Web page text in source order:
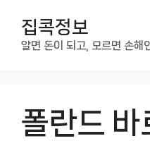
집콕정보
알면 돈이 되고, 모르면 손해
폴란드 바